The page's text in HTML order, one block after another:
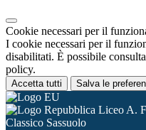
Cookie necessari per il
I cookie necessari per il
disabilitati. È possibile
policy.
Accetta tutti Salva le
Liceo A.
Classico Sassuolo